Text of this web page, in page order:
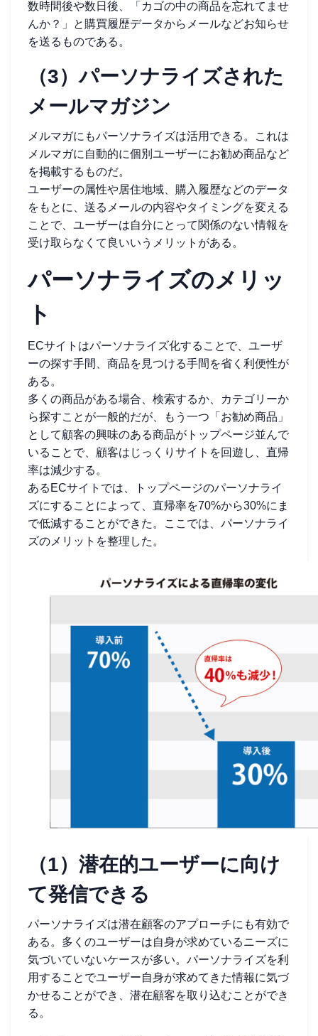
数時間後や数日後、「カゴの中の商品を忘れてませ
んか？」と購買履歴データからメールなどお知らせ
を送るものである。
（3）パーソナライズされた
メールマガジン
メルマガにもパーソナライズは活用できる。これは
メルマガに自動的に個別ユーザーにお勧め商品など
を掲載するものだ。
ユーザーの属性や居住地域、購入履歴などのデータ
をもとに、送るメールの内容やタイミングを変える
ことで、ユーザーは自分にとって関係のない情報を
受け取らなくて良いいうメリットがある。
パーソナライズのメリッ
ト
ECサイトはパーソナライズ化することで、ユーザ
ーの探す手間、商品を見つける手間を省く利便性が
ある。
多くの商品がある場合、検索するか、カテゴリーか
ら探すことが一般的だが、もう一つ「お勧め商品」
として顧客の興味のある商品がトップページ並んで
いることで、顧客はじっくりサイトを回遊し、直帰
率は減少する。
あるECサイトでは、トップページのパーソナライ
ズにすることによって、直帰率を70%から30%にま
で低減することができた。ここでは、パーソナライ
ズのメリットを整理した。
（1）潜在的ユーザーに向け
て発信できる
パーソナライズは潜在顧客のアプローチにも有効で
ある。多くのユーザーは自身が求めているニーズに
気づいていないケースが多い。パーソナライズを利
用することでユーザー自身が求めてきた情報に気づ
かせることができ、潜在顧客を取り込むことができ
る。